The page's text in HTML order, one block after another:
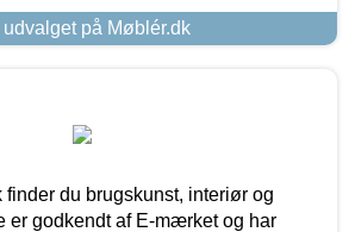
udvalget på Møblér.dk
finder du brugskunst, interiør og
er godkendt af E-mærket og har